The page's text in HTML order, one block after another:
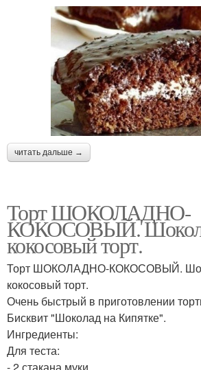
читать дальше →
Торт ШОКОЛАДНО-
КОКОСОВЫЙ.
кокосовый торт.
Торт ШОКОЛАДНО-КОКОСОВЫЙ.
кокосовый торт.
Очень быстрый в приготовлении
Бисквит "Шоколад на Кипятке".
Ингредиенты:
Для теста: